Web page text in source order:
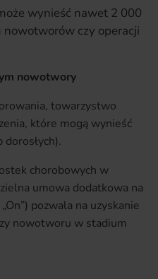
wynieść nawet 2 000
czy operacji
nowotwory
towarzystwo
które mogą wynieść
chorobowych w
umowa dodatkowa na
pozwala na uzyskanie
nowotworu w stadium